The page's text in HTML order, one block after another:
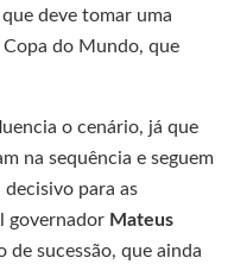
deve tomar uma
do Mundo, que
o cenário, já que
na sequência e seguem
decisivo para as
governador Mateus
sucessão, que ainda